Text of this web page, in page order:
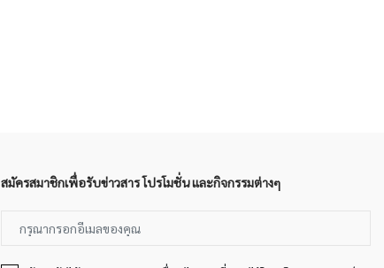
สมัครสมาชิกเพื่อรับข่าวสาร โปรโมชั่น และกิจกรรมต่างๆ